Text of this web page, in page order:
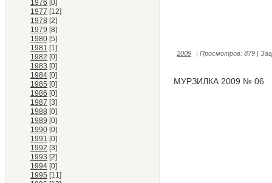
1976 [0]
1977 [12]
1978 [2]
1979 [8]
1980 [5]
1981 [1]
1982 [0]
1983 [0]
1984 [0]
1985 [0]
1986 [0]
1987 [3]
1988 [0]
1989 [0]
1990 [0]
1991 [0]
1992 [3]
1993 [2]
1994 [0]
1995 [11]
2009 | Просмотров: 879 |
МУРЗИЛКА 2009 № 06